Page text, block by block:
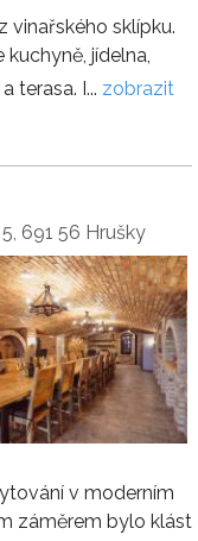
vinařského sklípku.
jídelna,
terasa. I... zobrazit
691 56 Hrušky
v moderním
záměrem bylo klást